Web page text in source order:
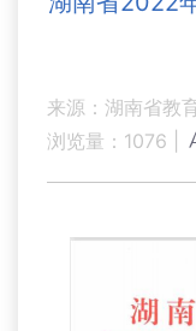
来源：湖南省教
浏览量： 1076